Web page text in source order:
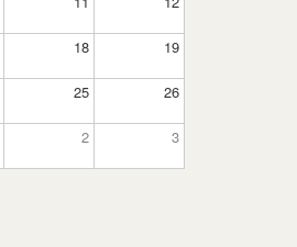
18 19
25 26
2 3